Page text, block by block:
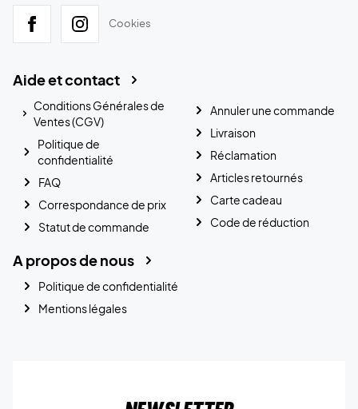
Cookies
Aide et contact
Conditions Générales de
Ventes (CGV)
Politique de
confidentialité
FAQ
Correspondance de prix
Statut de commande
Annuler une commande
Livraison
Réclamation
Articles retournés
Carte cadeau
Code de réduction
A propos de nous
Politique de confidentialité
Mentions légales